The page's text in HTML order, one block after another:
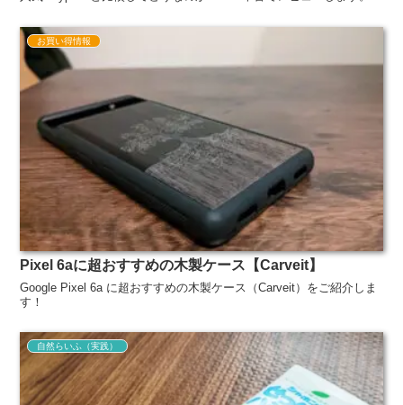
お買い得情報
Pixel 6aに超おすすめの木製ケース【Carveit】
Google Pixel 6a に超おすすめの木製ケース（Carveit）をご紹介しま
す！
自然らいふ（実践）